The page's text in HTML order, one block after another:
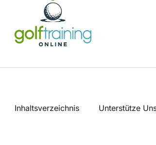
Inhaltsverzeichnis Unterstütze